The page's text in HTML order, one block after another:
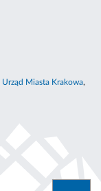
Urząd Miasta Krakowa,